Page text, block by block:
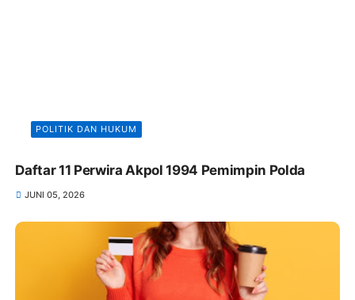
POLITIK DAN HUKUM
Daftar 11 Perwira Akpol 1994 Pemimpin Polda
JUNI 05, 2026